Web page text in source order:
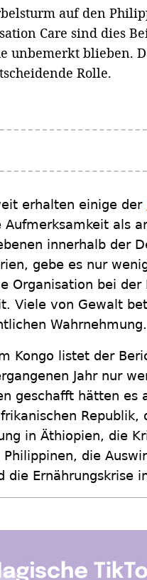
auf den
Care sind dies
unbemerkt blieben.
Rolle.
erhalten einige der
als
innerhalb der
gebe es nur
Organisation bei der
Viele von Gewalt
Wahrnehmung.
Kongo listet der
Jahr nur
geschafft hätten es
Republik,
in Äthiopien, die
die
die Ernährungskrise